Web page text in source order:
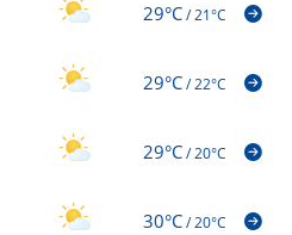
29°C/21°C
29°C/22°C
29°C/20°C
30°C/20°C